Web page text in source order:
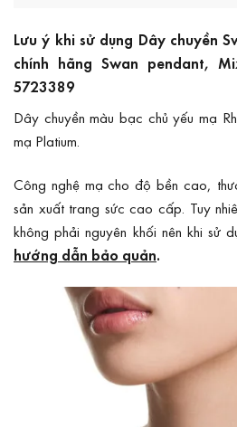
Lưu ý khi sử dụng Dây chuyền
chính hãng Swan pendant,
5723389
Dây chuyền màu bạc chủ yếu mạ
mạ Platium.
Công nghệ mạ cho độ bền cao,
sản xuất trang sức cao cấp. Tuy
không phải nguyên khối nên khi sử
hướng dẫn bảo quản.